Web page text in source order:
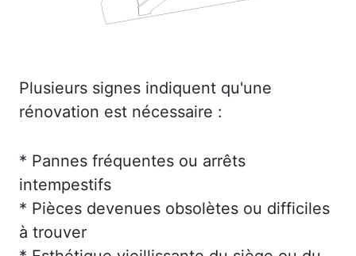
Plusieurs signes indiquent qu'une
rénovation est nécessaire :
* Pannes fréquentes ou arrêts
intempestifs
* Pièces devenues obsolètes ou difficiles
à trouver